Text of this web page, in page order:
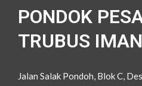
PONDOK
TRUBUS IMAN
Jalan Salak Pondoh, Blok C,